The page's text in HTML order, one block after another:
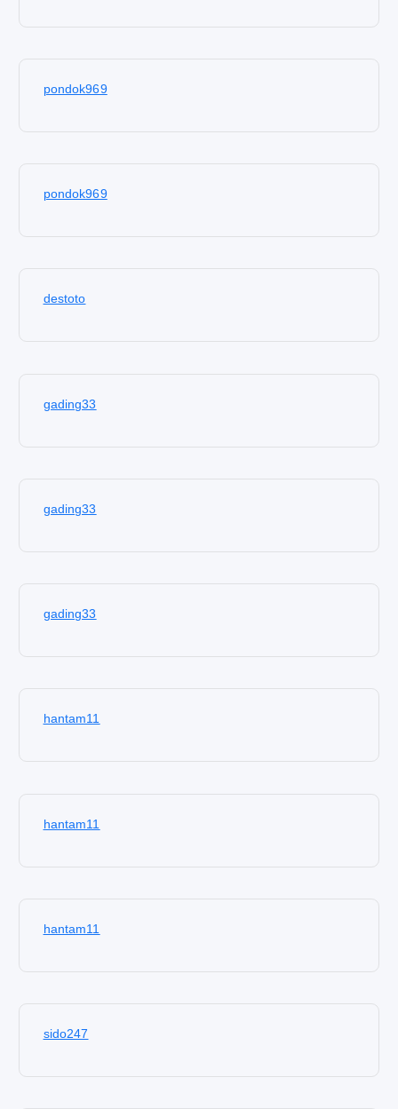
pondok969
pondok969
destoto
gading33
gading33
gading33
hantam11
hantam11
hantam11
sido247